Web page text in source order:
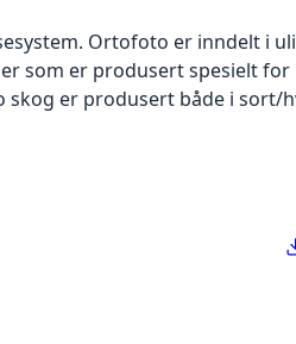
Ortofoto er inndelt i
som er produsert spesielt for
skog er produsert både i sort/